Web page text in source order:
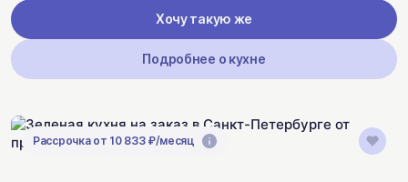
Хочу такую же
Подробнее о кухне
Рассрочка от 10 833 ₽/месяц